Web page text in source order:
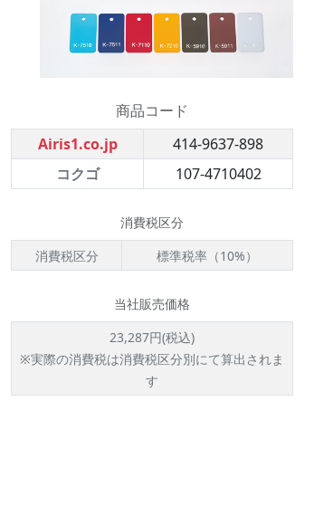
商品コード
Airis1.co.jp
414-9637-898
コクゴ
107-4710402
消費税区分
消費税区分
標準税率（10%）
当社販売価格
23,287円(税込)
※実際の消費税は消費税区分別にて算出されま
す